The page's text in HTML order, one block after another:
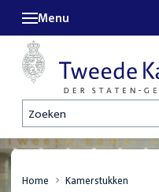
Zoeken
Menu
Home Kamerstukken